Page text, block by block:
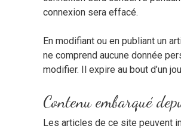
connexion sera effacé.
En modifiant ou en publiant un
ne comprend aucune donnée
modifier. Il expire au bout d’un
Contenu embarqué
Les articles de ce site peuvent